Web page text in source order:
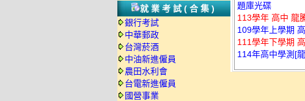
就業考試(合集)
銀行考試
中華郵政
台灣菸酒
中油新進僱員
農田水利會
台電新進僱員
國營事業
題庫光碟
113學年 高中 龍
109學年上學期
111學年下學期
114年高中學測[